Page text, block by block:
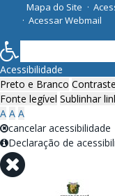
Mapa do Site
Acessar Webmail
Acessibilidade
Preto e Branco
Fonte legível Sublinhar
A A A
cancelar acessibilidade
Declaração de